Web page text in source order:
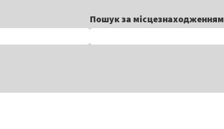
Пошук за місцезнаходженням